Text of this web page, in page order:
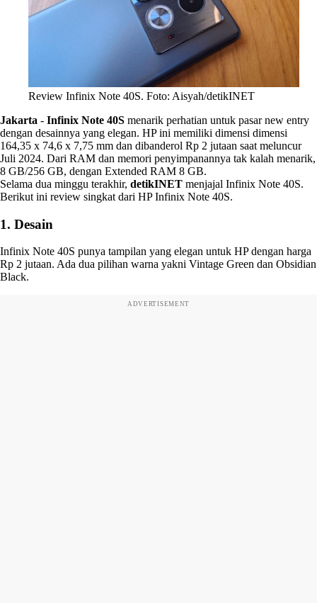
Review Infinix Note 40S. Foto: Aisyah/detikINET
Jakarta - Infinix Note 40S menarik perhatian untuk pasar new entry
dengan desainnya yang elegan. HP ini memiliki dimensi dimensi
164,35 x 74,6 x 7,75 mm dan dibanderol Rp 2 jutaan saat meluncur
Juli 2024. Dari RAM dan memori penyimpanannya tak kalah menarik,
8 GB/256 GB, dengan Extended RAM 8 GB.
Selama dua minggu terakhir, detikINET menjajal Infinix Note 40S.
Berikut ini review singkat dari HP Infinix Note 40S.
1. Desain
Infinix Note 40S punya tampilan yang elegan untuk HP dengan harga
Rp 2 jutaan. Ada dua pilihan warna yakni Vintage Green dan Obsidian
Black.
ADVERTISEMENT